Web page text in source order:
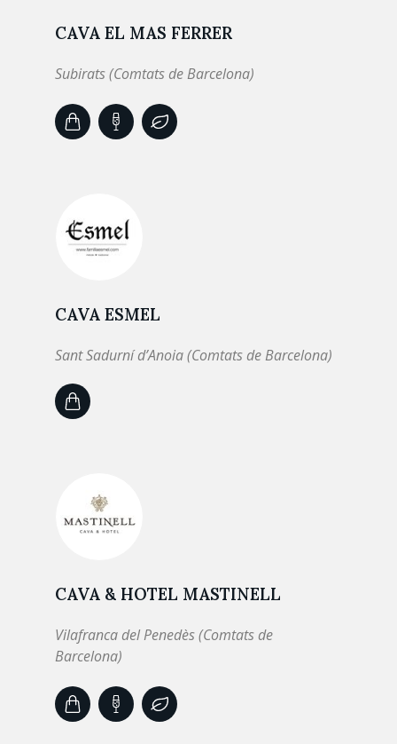
CAVA EL MAS FERRER
Subirats (Comtats de Barcelona)
CAVA ESMEL
Sant Sadurní d’Anoia (Comtats de Barcelona)
CAVA & HOTEL MASTINELL
Vilafranca del Penedès (Comtats de
Barcelona)